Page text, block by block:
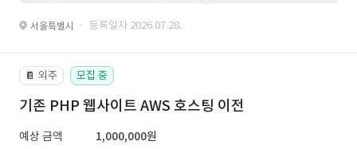
서울특별시 · 등록일자 2026.07.28.
📔 외주 모집 중
기존 PHP 웹사이트 AWS 호스팅 이전
예상 금액
1,000,000원